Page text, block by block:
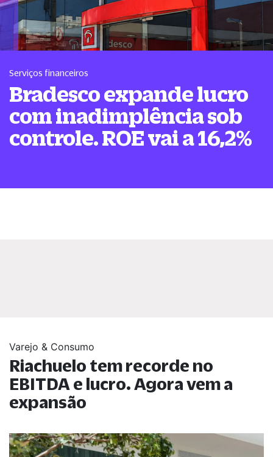
Serviços financeiros
Bradesco expande lucro
com inadimplência sob
controle. ROE vai a 16,2%
Varejo & Consumo
Riachuelo tem recorde no
EBITDA e lucro. Agora vem a
expansão